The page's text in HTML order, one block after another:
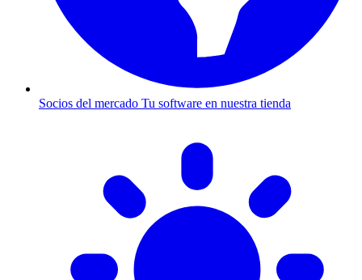
Socios del mercado Tu software en nuestra tienda